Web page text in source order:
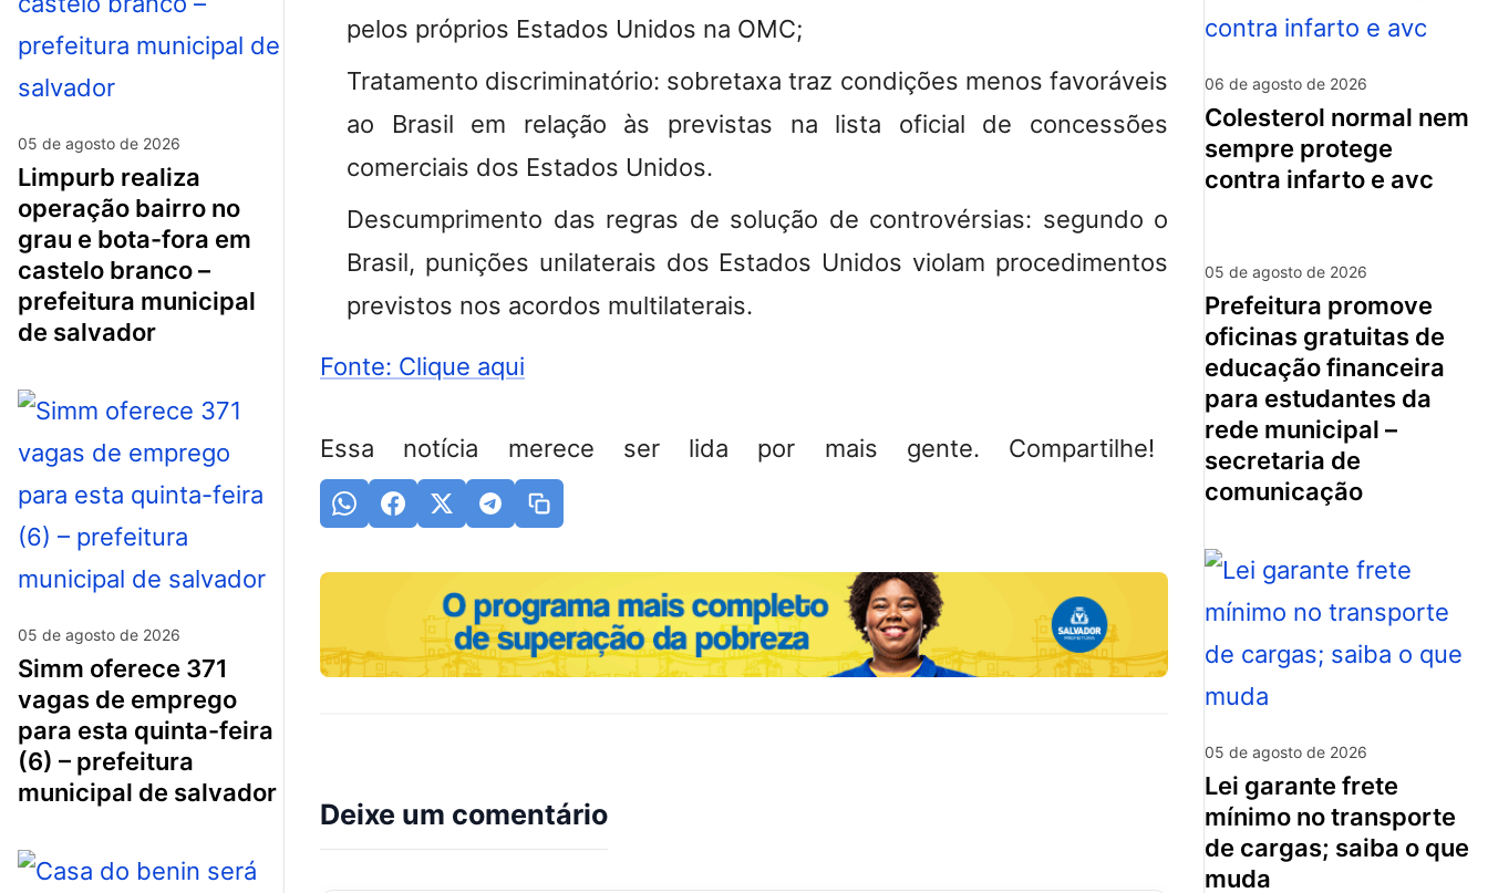
05 de agosto de 2026
limpurb realiza
operação bairro no
grau e bota-fora em
castelo branco –
prefeitura municipal
de salvador
05 de agosto de 2026
simm oferece 371
vagas de emprego
para esta quinta-feira
(6) – prefeitura
municipal de salvador
pelos próprios Estados Unidos na OMC;
Tratamento discriminatório: sobretaxa traz condições menos favoráveis
ao Brasil em relação às previstas na lista oficial de concessões
comerciais dos Estados Unidos.
Descumprimento das regras de solução de controvérsias: segundo o
Brasil, punições unilaterais dos Estados Unidos violam procedimentos
previstos nos acordos multilaterais.
Fonte: Clique aqui
Essa notícia merece ser lida por mais gente. Compartilhe!
Deixe um comentário
06 de agosto de 2026
colesterol normal nem
sempre protege
contra infarto e avc
05 de agosto de 2026
prefeitura promove
oficinas gratuitas de
educação financeira
para estudantes da
rede municipal –
secretaria de
comunicação
05 de agosto de 2026
lei garante frete
mínimo no transporte
de cargas; saiba o que
muda